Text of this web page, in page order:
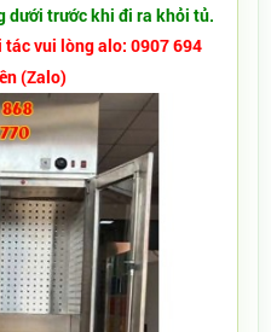
dưới trước khi đi ra khỏi tủ.
tác vui lòng alo: 0907 694
(Zalo)